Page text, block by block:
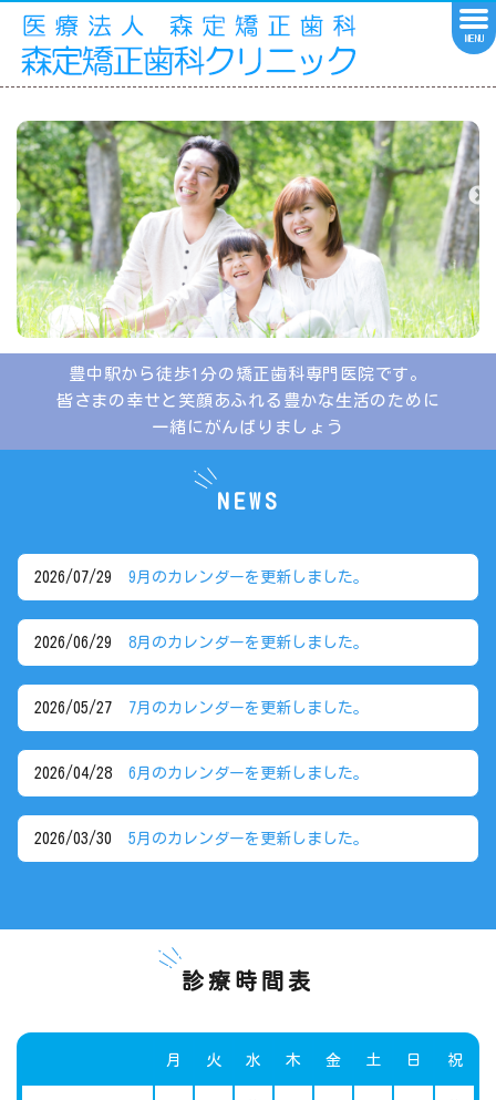
MENU
豊中駅から徒歩1分の矯正歯科専門医院です。
皆さまの幸せと笑顔あふれる豊かな生活のために
一緒にがんばりましょう
NEWS
2026/07/29 9月のカレンダーを更新しました。
2026/06/29 8月のカレンダーを更新しました。
2026/05/27 7月のカレンダーを更新しました。
2026/04/28 6月のカレンダーを更新しました。
2026/03/30 5月のカレンダーを更新しました。
診療時間表
月 火 水 木 金 土 日 祝